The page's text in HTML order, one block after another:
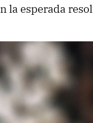
la esperada